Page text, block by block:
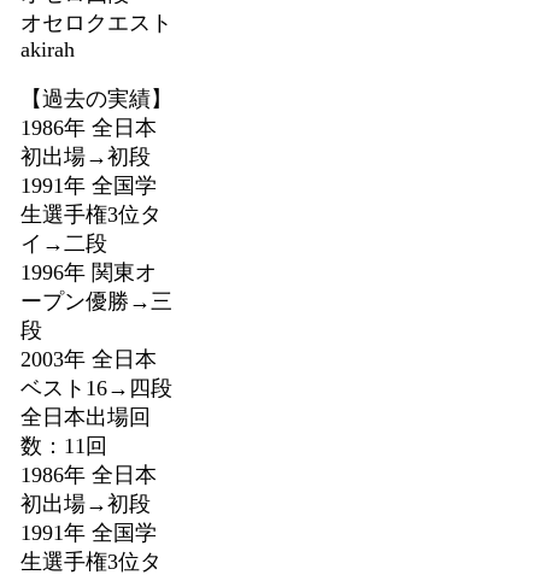
オセロクエスト
akirah
【過去の実績】
1986年 全日本
初出場→初段
1991年 全国学
生選手権3位タ
イ→二段
1996年 関東オ
ープン優勝→三
段
2003年 全日本
ベスト16→四段
全日本出場回
数：11回
1986年 全日本
初出場→初段
1991年 全国学
生選手権3位タ